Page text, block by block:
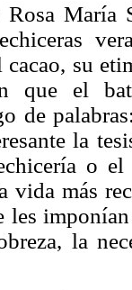
Rosa
su
que el
de
la
o
vida más
les
la